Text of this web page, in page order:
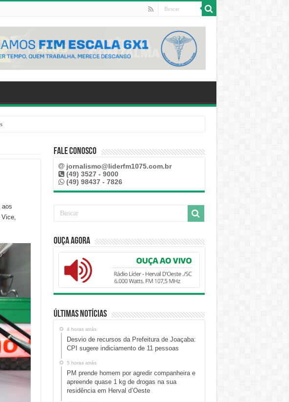
aos
Vice,
Fale Conosco
jornalismo@liderfm1075.com.br
(49) 3527 - 9000
(49) 98437 - 7826
Ouça Agora
Últimas Notícias
4 horas atrás
Desvio de recursos da Prefeitura de Joaçaba:
CPI sugere indiciamento de 11 pessoas
5 horas atrás
PM prende homem por agredir companheira e
apreende quase 1 kg de drogas na sua
residência em Herval d’Oeste